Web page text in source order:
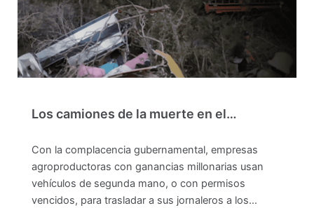
Los camiones de la muerte en el…
Con la complacencia gubernamental, empresas
agroproductoras con ganancias millonarias usan
vehículos de segunda mano, o con permisos
vencidos, para trasladar a sus jornaleros a los…